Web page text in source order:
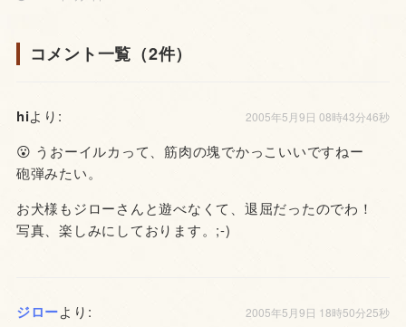
コメント一覧（2件）
hiより: 2005年5月9日 08時43分46秒
😮 うおーイルカって、筋肉の塊でかっこいいですねー
砲弾みたい。
お犬様もジローさんと遊べなくて、退屈だったのでわ！
写真、楽しみにしております。;-)
ジローより: 2005年5月9日 18時50分25秒